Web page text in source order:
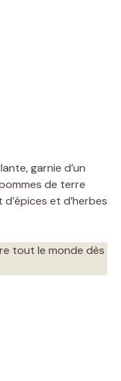
garnie d’un
de terre
et d’herbes
tout le monde dès